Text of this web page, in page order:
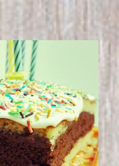
Réseaux sociaux
All Rights Reserved